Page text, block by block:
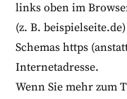
links oben im
(z. B.
Schemas https
Internetadresse.
Wenn Sie mehr zum